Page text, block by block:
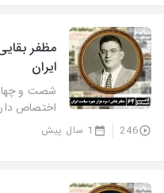
مظفر
ایران
شصت و
اختصاص
246 1 سال پیش